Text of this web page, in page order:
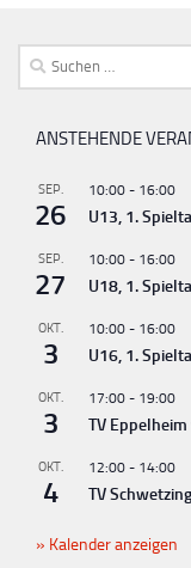
Suchen
nach:
ANSTEHENDE
SEP.
26
10:00 - 16:00
U13, 1.
SEP.
27
10:00 - 16:00
U18, 1.
OKT.
3
10:00 - 16:00
U16, 1.
OKT.
3
17:00 - 19:00
TV
OKT.
4
12:00 - 14:00
TV
Kalender anzeigen